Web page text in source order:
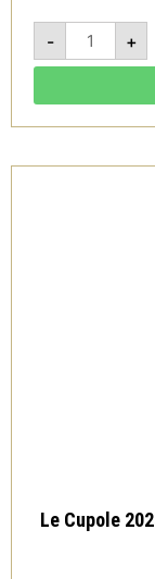
-
Campo
Camagi
2022
Rosso
-
+
Le Cupole